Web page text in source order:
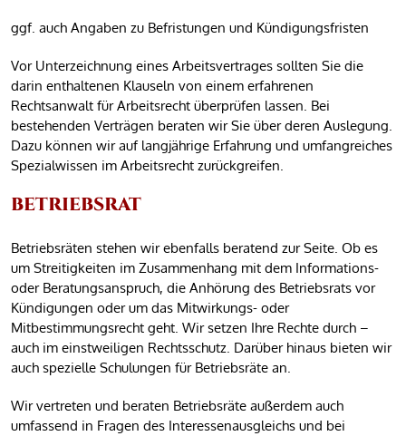
ggf. auch Angaben zu Befristungen und Kündigungsfristen
Vor Unterzeichnung eines Arbeitsvertrages sollten Sie die
darin enthaltenen Klauseln von einem erfahrenen
Rechtsanwalt für Arbeitsrecht überprüfen lassen. Bei
bestehenden Verträgen beraten wir Sie über deren Auslegung.
Dazu können wir auf langjährige Erfahrung und umfangreiches
Spezialwissen im Arbeitsrecht zurückgreifen.
BETRIEBSRAT
Betriebsräten stehen wir ebenfalls beratend zur Seite. Ob es
um Streitigkeiten im Zusammenhang mit dem Informations-
oder Beratungsanspruch, die Anhörung des Betriebsrats vor
Kündigungen oder um das Mitwirkungs- oder
Mitbestimmungsrecht geht. Wir setzen Ihre Rechte durch –
auch im einstweiligen Rechtsschutz. Darüber hinaus bieten wir
auch spezielle Schulungen für Betriebsräte an.
Wir vertreten und beraten Betriebsräte außerdem auch
umfassend in Fragen des Interessenausgleichs und bei